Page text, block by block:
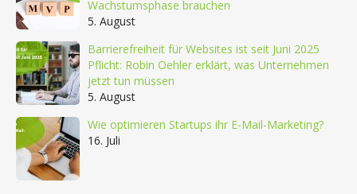
Wachstumsphase brauchen
5. August
Barrierefreiheit für Websites ist seit Juni 2025
Pflicht: Robin Oehler erklärt, was Unternehmen
jetzt tun müssen
5. August
Wie optimieren Startups ihr E-Mail-Marketing?
16. Juli